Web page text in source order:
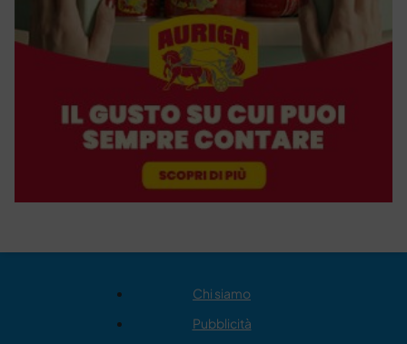
Chi siamo
Pubblicità